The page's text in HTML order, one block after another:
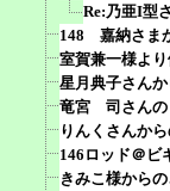
Re:乃亜I型
148 嘉納さま
室賀兼一様より
星月典子さん
竜宮 司さん
りんくさんか
146ロッド＠ビ
きみこ様から